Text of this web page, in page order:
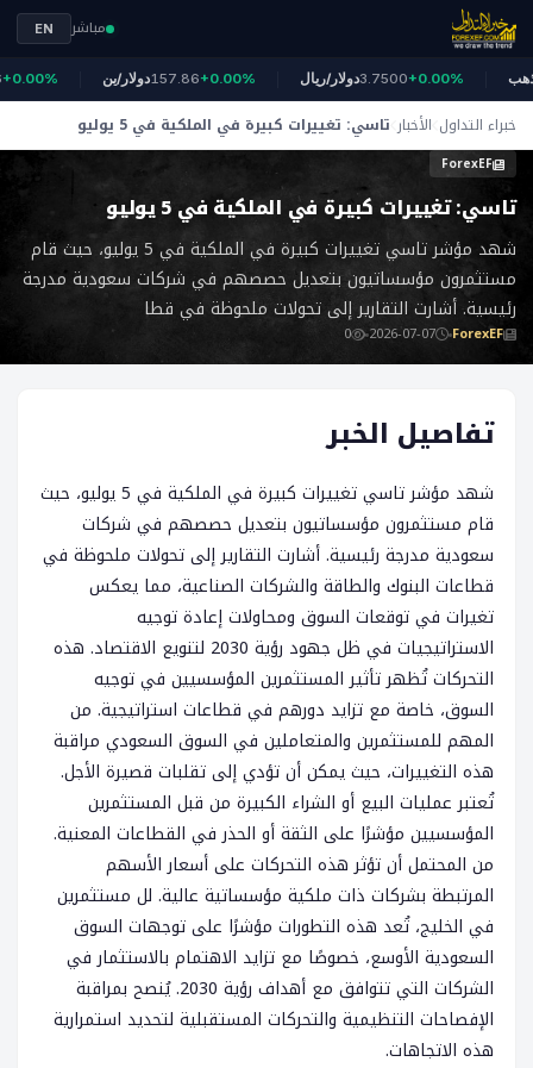
مباشر EN
دولار/ين157.86+0.00% دولار/ريال3.7500+0.00% الذهب
خبراء التداول الأخبار تاسي: تغييرات كبيرة في الملكية في 5 يوليو
ForexEF
تاسي: تغييرات كبيرة في الملكية في 5 يوليو
شهد مؤشر تاسي تغييرات كبيرة في الملكية في 5 يوليو، حيث قام
مستثمرون مؤسساتيون بتعديل حصصهم في شركات سعودية مدرجة
رئيسية. أشارت التقارير إلى تحولات ملحوظة في قطا
ForexEF
2026-07-07
0
تفاصيل الخبر
شهد مؤشر تاسي تغييرات كبيرة في الملكية في 5 يوليو، حيث
قام مستثمرون مؤسساتيون بتعديل حصصهم في شركات
سعودية مدرجة رئيسية. أشارت التقارير إلى تحولات ملحوظة في
قطاعات البنوك والطاقة والشركات الصناعية، مما يعكس
تغيرات في توقعات السوق ومحاولات إعادة توجيه
الاستراتيجيات في ظل جهود رؤية 2030 لتنويع الاقتصاد. هذه
التحركات تُظهر تأثير المستثمرين المؤسسيين في توجيه
السوق، خاصة مع تزايد دورهم في قطاعات استراتيجية. من
المهم للمستثمرين والمتعاملين في السوق السعودي مراقبة
هذه التغييرات، حيث يمكن أن تؤدي إلى تقلبات قصيرة الأجل.
تُعتبر عمليات البيع أو الشراء الكبيرة من قبل المستثمرين
المؤسسيين مؤشرًا على الثقة أو الحذر في القطاعات المعنية.
من المحتمل أن تؤثر هذه التحركات على أسعار الأسهم
المرتبطة بشركات ذات ملكية مؤسساتية عالية. لل مستثمرين
في الخليج، تُعد هذه التطورات مؤشرًا على توجهات السوق
السعودية الأوسع، خصوصًا مع تزايد الاهتمام بالاستثمار في
الشركات التي تتوافق مع أهداف رؤية 2030. يُنصح بمراقبة
الإفصاحات التنظيمية والتحركات المستقبلية لتحديد استمرارية
هذه الاتجاهات.